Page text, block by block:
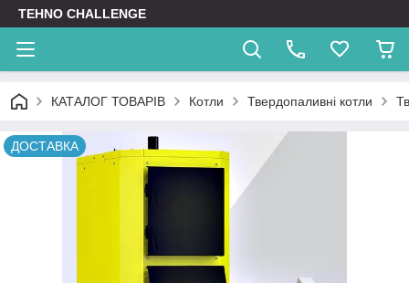
TEHNO CHALLENGE
КАТАЛОГ ТОВАРІВ Котли Твердопаливні котли
ДОСТАВКА